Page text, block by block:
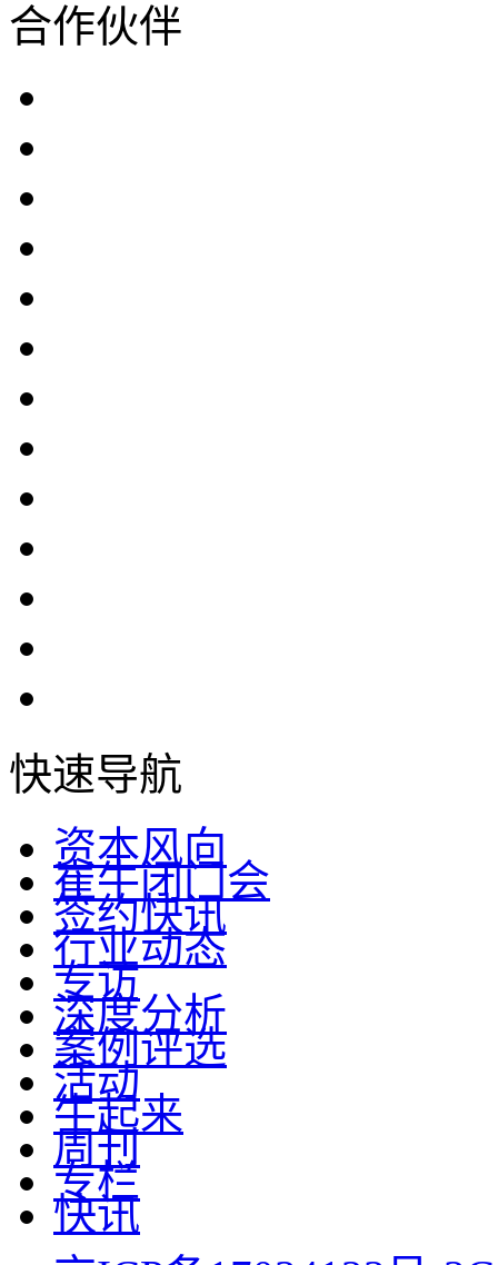
合作伙伴
快速导航
资本风向
崔牛闭门会
签约快讯
行业动态
专访
深度分析
案例评选
活动
牛起来
周刊
专栏
快讯